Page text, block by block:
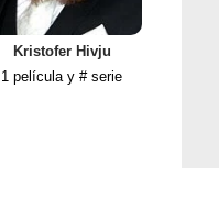
Kristofer Hivju
1 película y # serie